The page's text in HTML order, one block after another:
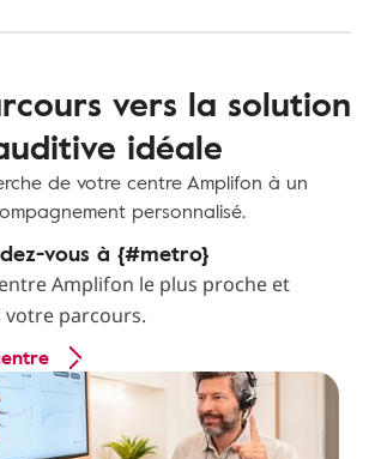
vers la solution
idéale
de votre centre Amplifon à un
personnalisé.
vous à {#metro}
Amplifon le plus proche et
votre parcours.